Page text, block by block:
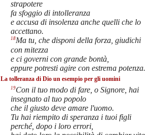
strapotere
fa sfoggio di intolleranza
e accusa di insolenza anche quelli che lo
accettano.
18Ma tu, che disponi della forza, giudichi
con mitezza
e ci governi con grande bontà,
eppure potresti agire con estrema potenza.
La tolleranza di Dio un esempio per gli uomini
19Con il tuo modo di fare, o Signore, hai
insegnato al tuo popolo
che il giusto deve amare l'uomo.
Tu hai riempito di speranza i tuoi figli
perché, dopo i loro errori,